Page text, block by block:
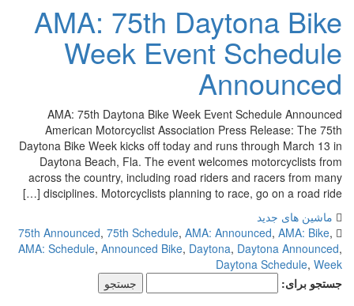
AMA: 75th Daytona Bike
Week Event Schedule
Announced
AMA: 75th Daytona Bike Week Event Schedule Announced
American Motorcyclist Association Press Release: The 75th
Daytona Bike Week kicks off today and runs through March 13 in
Daytona Beach, Fla. The event welcomes motorcyclists from
across the country, including road riders and racers from many
disciplines. Motorcyclists planning to race, go on a road ride […]
ماشین های جدید
75th Announced,75th Schedule,AMA: Announced,AMA: Bike
AMA: Schedule,Announced Bike,Daytona,Daytona Announced
Daytona Schedule,Week
جستجو برای: